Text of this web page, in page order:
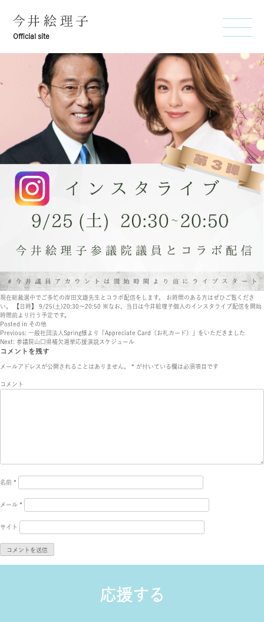
Official site
Posted on2021年9月24日 byimai
現在総裁選中でご多忙の岸田文雄先生とコラボ配信をします。 お時間のある方はぜひご覧くださ
い。 【日時】 9/25(土)20:30〜20:50 ※なお、当日は今井絵理子個人のインスタライブ配信を開始
時間前より行う予定です。
Posted in その他
投
稿
ゲ
Previous: 一般社団法人Spring様より「Appreciate Card（お礼カード）」をいただきました
Next: 参議院山口県補欠選挙応援演説スケジュール
コメントを残す
メールアドレスが公開されることはありません。 * が付いている欄は必須項目です
コメント
名前 *
メール *
サイト
応援する